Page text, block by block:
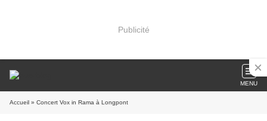
Publicité
MENU
Accueil » Concert Vox in Rama à Longpont